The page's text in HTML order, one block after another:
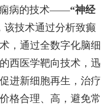
痫病的技术——“神经
该技术通过分析致癫
，通过全数字化脑细
西医学靶向技术，迅
进新细胞再生，治疗
格合理、高，避免常